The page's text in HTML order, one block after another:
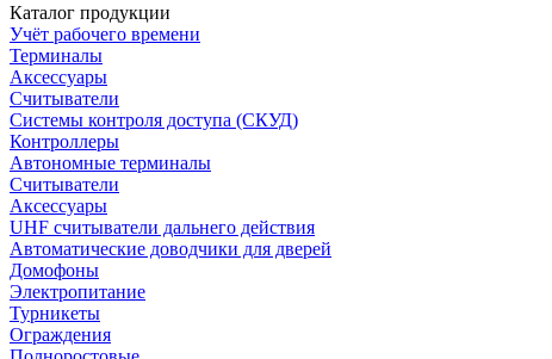
Каталог продукции
Учёт рабочего времени
Терминалы
Аксессуары
Считыватели
Системы контроля доступа (СКУД)
Контроллеры
Автономные терминалы
Считыватели
Аксессуары
UHF считыватели дальнего действия
Автоматические доводчики для дверей
Домофоны
Электропитание
Турникеты
Ограждения